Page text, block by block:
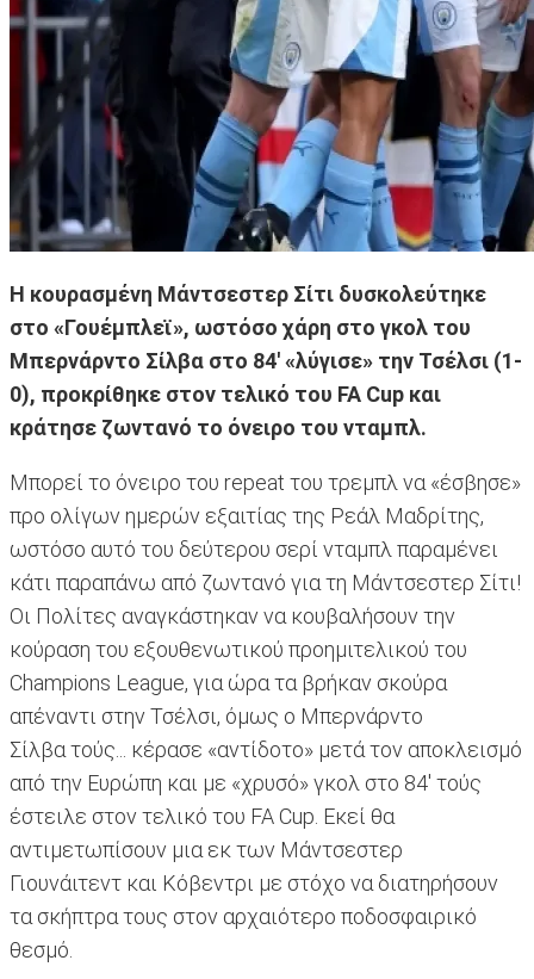
Η κουρασμένη Μάντσεστερ Σίτι δυσκολεύτηκε
στο «Γουέμπλεϊ», ωστόσο χάρη στο γκολ του
Μπερνάρντο Σίλβα στο 84' «λύγισε» την Τσέλσι (1-
0), προκρίθηκε στον τελικό του FA Cup και
κράτησε ζωντανό το όνειρο του νταμπλ.
Μπορεί το όνειρο του repeat του τρεμπλ να «έσβησε»
προ ολίγων ημερών εξαιτίας της Ρεάλ Μαδρίτης,
ωστόσο αυτό του δεύτερου σερί νταμπλ παραμένει
κάτι παραπάνω από ζωντανό για τη Μάντσεστερ Σίτι!
Οι Πολίτες αναγκάστηκαν να κουβαλήσουν την
κούραση του εξουθενωτικού προημιτελικού του
Champions League, για ώρα τα βρήκαν σκούρα
απέναντι στην Τσέλσι, όμως ο Μπερνάρντο
Σίλβα τούς... κέρασε «αντίδοτο» μετά τον αποκλεισμό
από την Ευρώπη και με «χρυσό» γκολ στο 84' τούς
έστειλε στον τελικό του FA Cup. Εκεί θα
αντιμετωπίσουν μια εκ των Μάντσεστερ
Γιουνάιτεντ και Κόβεντρι με στόχο να διατηρήσουν
τα σκήπτρα τους στον αρχαιότερο ποδοσφαιρικό
θεσμό.